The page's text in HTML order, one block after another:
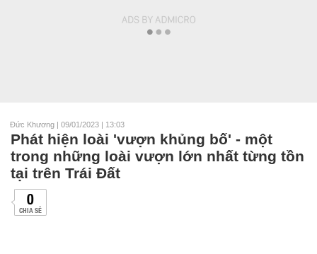
Đức Khương | 09/01/2023 | 13:03
Phát hiện loài 'vượn khủng bố' - một
trong những loài vượn lớn nhất từng tồn
tại trên Trái Đất
0
CHIA SẺ